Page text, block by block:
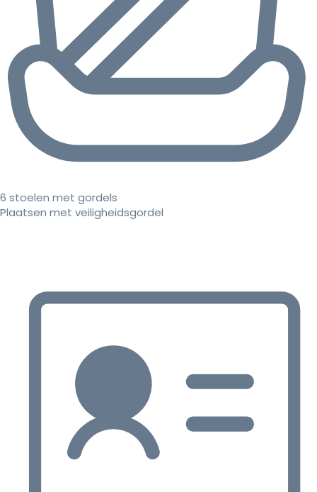
6 stoelen met gordels
Plaatsen met veiligheidsgordel